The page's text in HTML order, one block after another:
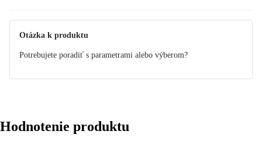
Otázka k produktu
Potrebujete poradiť s parametrami alebo výberom?
Hodnotenie produktu